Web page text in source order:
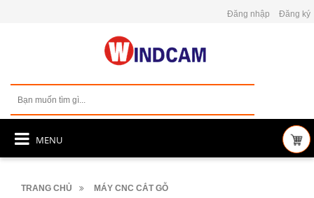
Đăng nhập Đăng ký
MENU
TRANG CHỦ MÁY CNC CẮT GỖ